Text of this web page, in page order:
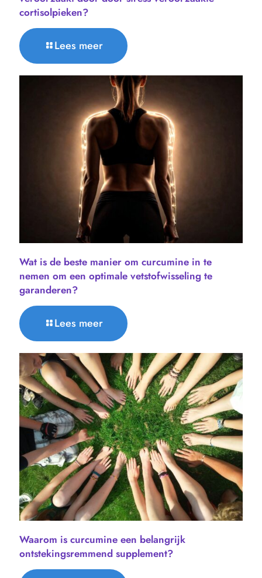
cortisolpieken?
Lees meer
Wat is de beste manier om curcumine in te
nemen om een ​​optimale vetstofwisseling te
garanderen?
Lees meer
Waarom is curcumine een belangrijk
ontstekingsremmend supplement?